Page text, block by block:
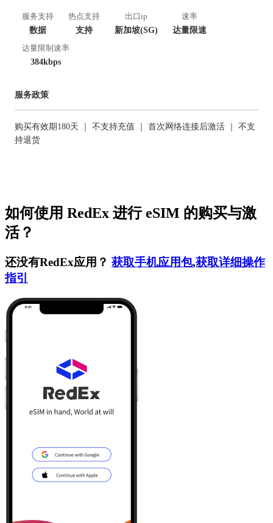
服务支持
数据
热点支持
支持
出口ip
新加坡(SG)
速率
达量限速
达量限制速率
384kbps
服务政策
购买有效期180天 ｜ 不支持充值 ｜ 首次网络连接后激活 ｜ 不支
持退货
如何使用 RedEx 进行 eSIM 的购买与激
活？
还没有RedEx应用？ 获取手机应用包,获取详细操作
指引